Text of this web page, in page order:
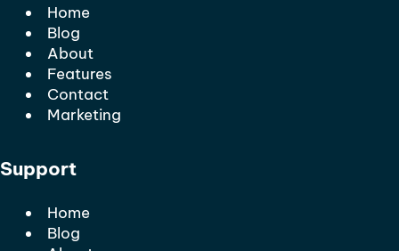
Home
Blog
About
Features
Contact
Marketing
Support
Home
Blog